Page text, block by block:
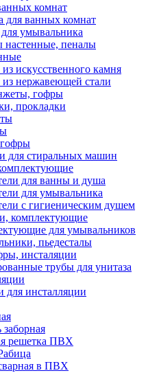
комнат
для ванных комнат
умывальника
пеналы
искусственного камня
нержавеющей стали
гофры
прокладки
для стиральных машин
для ванны и душа
для умывальника
с гигиеническим душем
комплектующие
для умывальников
пьедесталы
инсталяции
трубы для унитаза
для инсталляции
решетка ПВХ
в ПВХ